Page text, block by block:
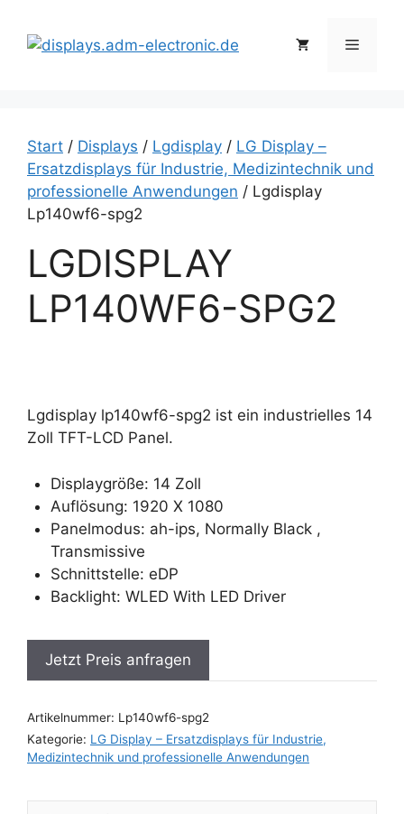
Inhalt
springen
Menü
Start / Displays / Lgdisplay / LG Display –
Ersatzdisplays für Industrie, Medizintechnik und
professionelle Anwendungen / Lgdisplay
Lp140wf6-spg2
LGDISPLAY
LP140WF6-SPG2
Lgdisplay lp140wf6-spg2 ist ein industrielles 14
Zoll TFT-LCD Panel.
Displaygröße: 14 Zoll
Auflösung: 1920 X 1080
Panelmodus: ah-ips, Normally Black ,
Transmissive
Schnittstelle: eDP
Backlight: WLED With LED Driver
Jetzt Preis anfragen
Artikelnummer: Lp140wf6-spg2
Kategorie: LG Display – Ersatzdisplays für Industrie,
Medizintechnik und professionelle Anwendungen